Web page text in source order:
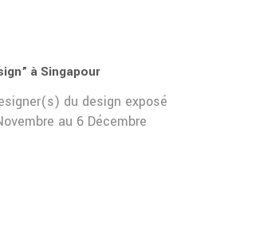
à Singapour
du design exposé
au 6 Décembre